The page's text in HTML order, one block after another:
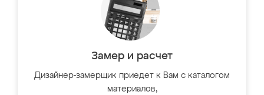
Замер и расчет
Дизайнер-замерщик приедет к Вам с каталогом
материалов,